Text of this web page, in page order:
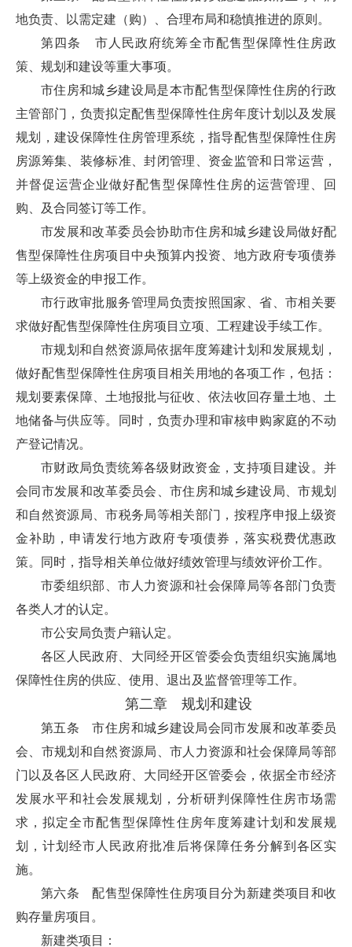
地负责、以需定建（购）、合理布局和稳慎推进的原则。
第四条 市人民政府统筹全市配售型保障性住房政
策、规划和建设等重大事项。
市住房和城乡建设局是本市配售型保障性住房的行政
主管部门，负责拟定配售型保障性住房年度计划以及发展
规划，建设保障性住房管理系统，指导配售型保障性住房
房源筹集、装修标准、封闭管理、资金监管和日常运营，
并督促运营企业做好配售型保障性住房的运营管理、回
购、及合同签订等工作。
市发展和改革委员会协助市住房和城乡建设局做好配
售型保障性住房项目中央预算内投资、地方政府专项债券
等上级资金的申报工作。
市行政审批服务管理局负责按照国家、省、市相关要
求做好配售型保障性住房项目立项、工程建设手续工作。
市规划和自然资源局依据年度筹建计划和发展规划，
做好配售型保障性住房项目相关用地的各项工作，包括：
规划要素保障、土地报批与征收、依法收回存量土地、土
地储备与供应等。同时，负责办理和审核申购家庭的不动
产登记情况。
市财政局负责统筹各级财政资金，支持项目建设。并
会同市发展和改革委员会、市住房和城乡建设局、市规划
和自然资源局、市税务局等相关部门，按程序申报上级资
金补助，申请发行地方政府专项债券，落实税费优惠政
策。同时，指导相关单位做好绩效管理与绩效评价工作。
市委组织部、市人力资源和社会保障局等各部门负责
各类人才的认定。
市公安局负责户籍认定。
各区人民政府、大同经开区管委会负责组织实施属地
保障性住房的供应、使用、退出及监督管理等工作。
第二章 规划和建设
第五条 市住房和城乡建设局会同市发展和改革委员
会、市规划和自然资源局、市人力资源和社会保障局等部
门以及各区人民政府、大同经开区管委会，依据全市经济
发展水平和社会发展规划，分析研判保障性住房市场需
求，拟定全市配售型保障性住房年度筹建计划和发展规
划，计划经市人民政府批准后将保障任务分解到各区实
施。
第六条 配售型保障性住房项目分为新建类项目和收
购存量房项目。
新建类项目：